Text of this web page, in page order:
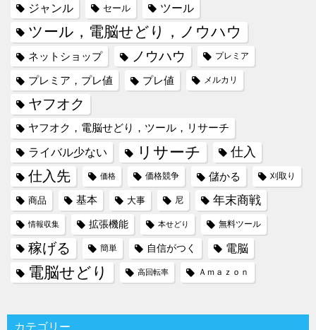
ジャンル セール ツール
ツール，電脳せどり，ノウハウ
ネットショップ ノウハウ プレミア
プレミア，プレ値 プレ値 メルカリ
ヤフオク
ヤフオク，電脳せどり，ツール，リサーチ
ライバル少ない リサーチ 仕入
仕入先 価格 価格競争 儲かる 刈取り
商品 基本 大事 尼 年末商戦
情報収集 拡張機能 本せどり 無料ツール
稼げる 簡単 自信がつく 電脳
電脳せどり 高回転率 Ａｍａｚｏｎ
カテゴリー